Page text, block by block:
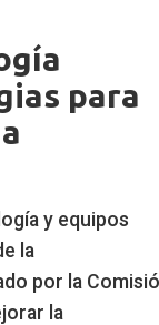
para
y equipos
la
por la
la